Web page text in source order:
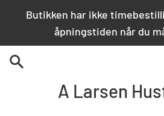
Butikken har ikke
åpningstiden når du
A Larsen